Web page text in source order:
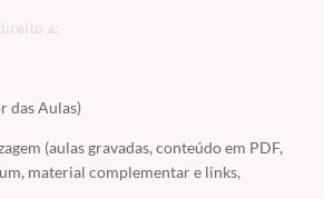
a:
das Aulas)
(aulas gravadas, conteúdo em PDF,
material complementar e links,